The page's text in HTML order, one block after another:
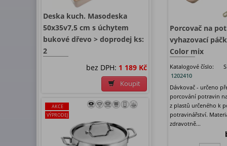
Deska kuch. Masodeska
50x35v7,5 cm s úchytem
bukové dřevo > doprodej ks:
2
bez DPH: 1 189 Kč
Koupit
AKCE
VÝPRODEJ
Porcovač na
vyhazovací
Color mix
Katalogové číslo:
1202410
Dávkovač - určeno
porcování potravin
z plastů určeného k
potravinářství.
zdravotně...